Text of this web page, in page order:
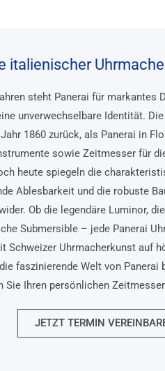
italienischer
steht Panerai für markantes
unverwechselbare Identität.
1860 zurück, als Panerai in
sowie Zeitmesser für
heute spiegeln die
Ablesbarkeit und die robuste
Ob die legendäre Luminor,
Submersible – jede Panerai
Schweizer Uhrmacherkunst auf
faszinierende Welt von Panerai
Sie Ihren persönlichen
JETZT TERMIN